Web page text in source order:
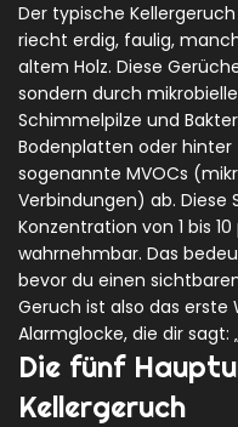
Der typische
riecht erdig, faulig,
altem Holz. Diese
sondern durch
Schimmelpilze und
Bodenplatten oder
sogenannte MVOCs
Verbindungen) ab.
Konzentration von 1 bis
wahrnehmbar. Das
bevor du einen
Geruch ist also das erste
Alarmglocke, die dir sagt:
Die fünf
Kellergeruch